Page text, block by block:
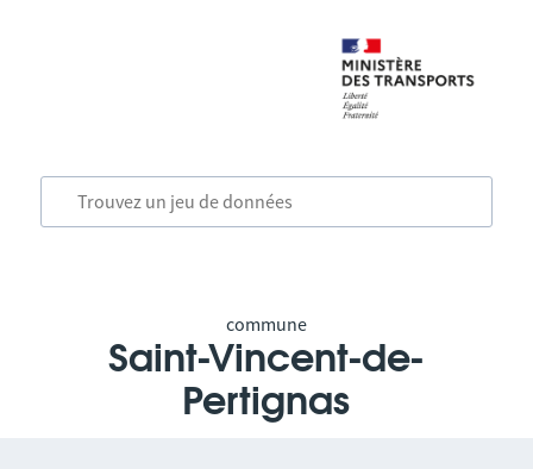
commune
Saint-Vincent-de-
Pertignas